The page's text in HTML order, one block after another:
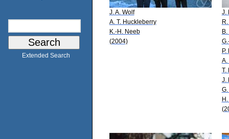
Extended Search
J. A. Wolf
A. T. Huckleberry
K.-H. Neeb
(2004)
J.
P.
A.
T.
J.